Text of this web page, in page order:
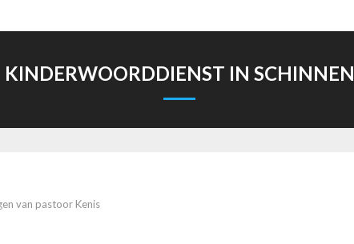
KINDERWOORDDIENST IN SCHINNEN
van pastoor Kenis